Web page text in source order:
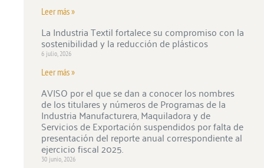
Leer más »
La Industria Textil fortalece su compromiso con la
sostenibilidad y la reducción de plásticos
6 julio, 2026
Leer más »
AVISO por el que se dan a conocer los nombres
de los titulares y números de Programas de la
Industria Manufacturera, Maquiladora y de
Servicios de Exportación suspendidos por falta de
presentación del reporte anual correspondiente al
ejercicio fiscal 2025.
30 junio, 2026